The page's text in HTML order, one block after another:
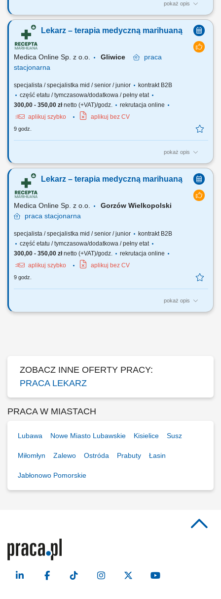
pokaż opis
Zapraszamy do współpracy z naszą firmą specjalizującą się w
medycznej marihuanie, działającej stacjonarnie. Poszukujemy
doświadczonych lekarzy i lekarek różnych specjalizacji, którzy są
otwarci na rozwój oraz poszerzanie wiedzy, aby dołączyć do naszego
zespołu jako tzn. Lekarz...
Lekarz – terapia medyczną marihuaną
Medica Online Sp. z o.o. Gliwice
praca
stacjonarna
specjalista / specjalistka mid / senior / junior
kontrakt B2B
część etatu / tymczasowa/dodatkowa / pełny etat
300,00 - 350,00 złnetto (+VAT)/godz.
rekrutacja online
aplikuj szybko
aplikuj bez CV
9 godz.
pokaż opis
Zapraszamy do współpracy z naszą firmą specjalizującą się w
medycznej marihuanie, działającej stacjonarnie. Poszukujemy
doświadczonych lekarzy i lekarek różnych specjalizacji, którzy są
otwarci na rozwój oraz poszerzanie wiedzy, aby dołączyć do naszego
zespołu jako tzn. Lekarz...
Lekarz – terapia medyczną marihuaną
Medica Online Sp. z o.o.
Gorzów Wielkopolski
praca stacjonarna
specjalista / specjalistka mid / senior / junior
kontrakt B2B
część etatu / tymczasowa/dodatkowa / pełny etat
300,00 - 350,00 złnetto (+VAT)/godz.
rekrutacja online
aplikuj szybko
aplikuj bez CV
9 godz.
pokaż opis
Zapraszamy do współpracy z naszą firmą specjalizującą się w
ZOBACZ INNE OFERTY PRACY:
PRACA LEKARZ
PRACA W MIASTACH
Lubawa Nowe Miasto Lubawskie Kisielice Susz
Miłomłyn Zalewo Ostróda Prabuty Łasin
Jabłonowo Pomorskie